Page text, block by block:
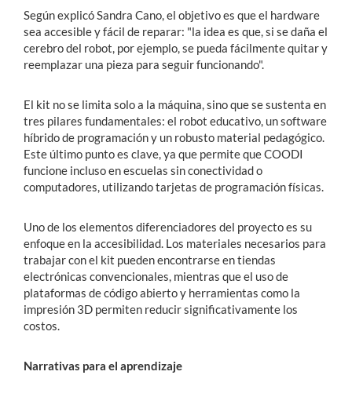
Según explicó Sandra Cano, el objetivo es que el hardware
sea accesible y fácil de reparar: "la idea es que, si se daña el
cerebro del robot, por ejemplo, se pueda fácilmente quitar y
reemplazar una pieza para seguir funcionando".
El kit no se limita solo a la máquina, sino que se sustenta en
tres pilares fundamentales: el robot educativo, un software
híbrido de programación y un robusto material pedagógico.
Este último punto es clave, ya que permite que COODI
funcione incluso en escuelas sin conectividad o
computadores, utilizando tarjetas de programación físicas.
Uno de los elementos diferenciadores del proyecto es su
enfoque en la accesibilidad. Los materiales necesarios para
trabajar con el kit pueden encontrarse en tiendas
electrónicas convencionales, mientras que el uso de
plataformas de código abierto y herramientas como la
impresión 3D permiten reducir significativamente los
costos.
Narrativas para el aprendizaje